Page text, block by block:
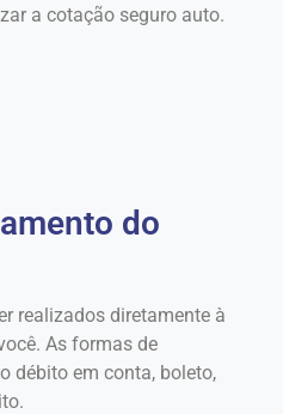
a cotação seguro auto.
do
realizados diretamente à
As formas de
débito em conta, boleto,